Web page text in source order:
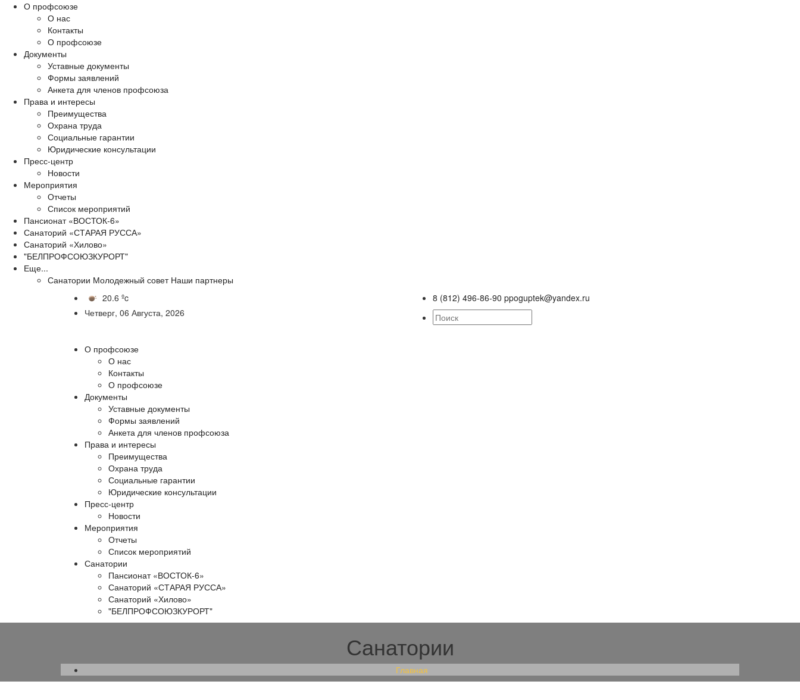
О профсоюзе
О нас
Контакты
О профсоюзе
Документы
Уставные документы
Формы заявлений
Анкета для членов профсоюза
Права и интересы
Преимущества
Охрана труда
Социальные гарантии
Юридические консультации
Пресс-центр
Новости
Мероприятия
Отчеты
Список мероприятий
Пансионат «ВОСТОК-6»
Санаторий «СТАРАЯ РУССА»
Санаторий «Хилово»
"БЕЛПРОФСОЮЗКУРОРТ"
Еще...
Санатории Молодежный совет Наши партнеры
20.6 ºc
Четверг, 06 Августа, 2026
8 (812) 496-86-90 ppoguptek@yandex.ru
О профсоюзе
О нас
Контакты
О профсоюзе
Документы
Уставные документы
Формы заявлений
Анкета для членов профсоюза
Права и интересы
Преимущества
Охрана труда
Социальные гарантии
Юридические консультации
Пресс-центр
Новости
Мероприятия
Отчеты
Список мероприятий
Санатории
Пансионат «ВОСТОК-6»
Санаторий «СТАРАЯ РУССА»
Санаторий «Хилово»
"БЕЛПРОФСОЮЗКУРОРТ"
Санатории
Главная